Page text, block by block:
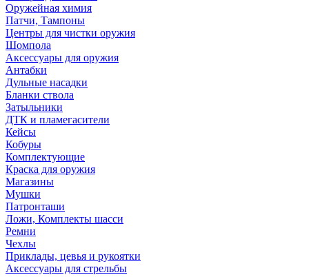
Оружейная химия
Патчи, Тампоны
Центры для чистки оружия
Шомпола
Аксессуары для оружия
Антабки
Дульные насадки
Бланки ствола
Затыльники
ДТК и пламегасители
Кейсы
Кобуры
Комплектующие
Краска для оружия
Магазины
Мушки
Патронташи
Ложи, Комплекты шасси
Ремни
Чехлы
Приклады, цевья и рукоятки
Аксессуары для стрельбы